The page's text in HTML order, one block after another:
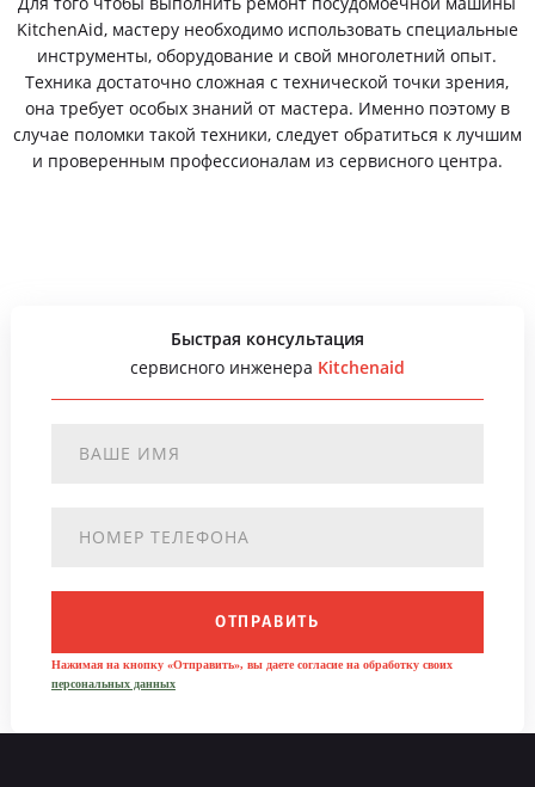
KitchenAid, мастеру необходимо использовать специальные
инструменты, оборудование и свой многолетний опыт.
Техника достаточно сложная с технической точки зрения,
она требует особых знаний от мастера. Именно поэтому в
случае поломки такой техники, следует обратиться к лучшим
и проверенным профессионалам из сервисного центра.
Быстрая консультация
сервисного инженера Kitchenaid
ОТПРАВИТЬ
Нажимая на кнопку «Отправить», вы даете согласие на обработку своих
персональных данных